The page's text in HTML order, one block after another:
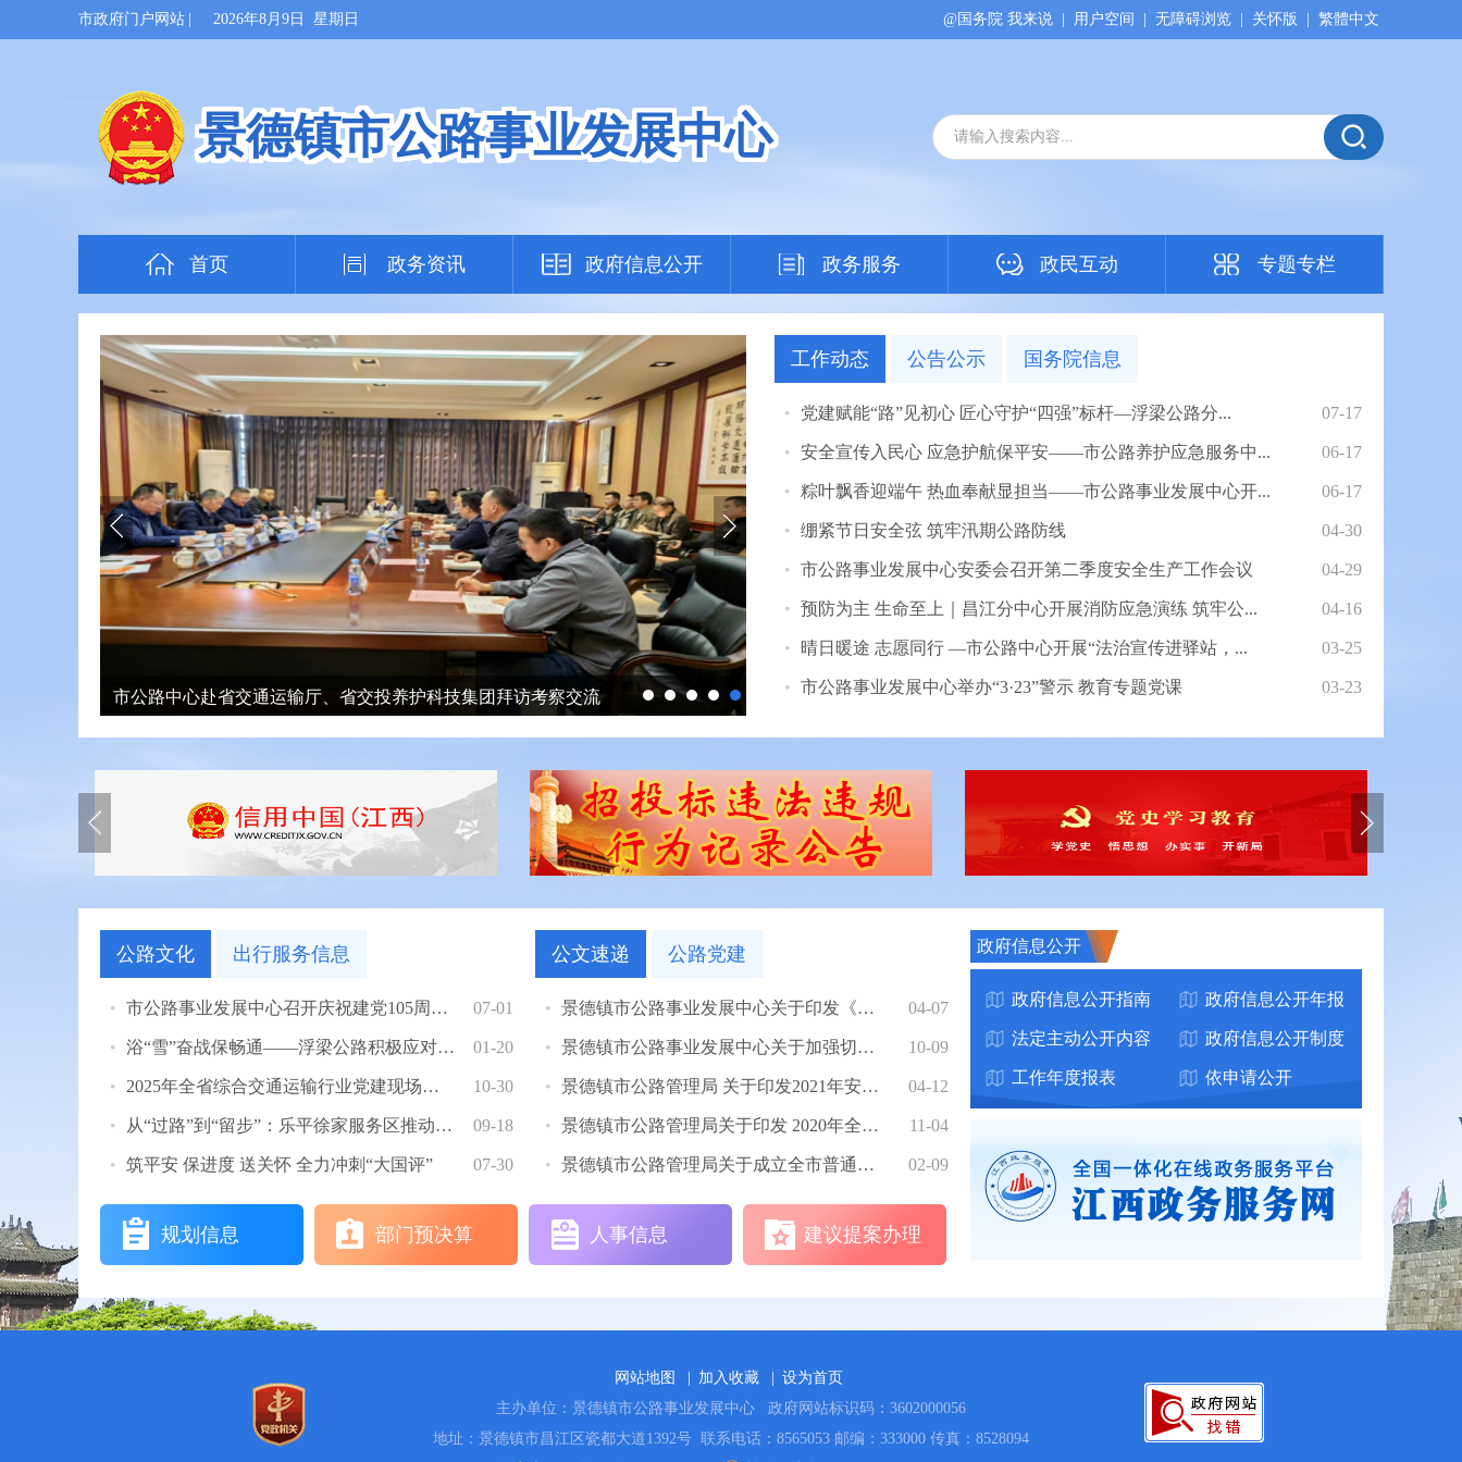
市政府门户网站 2026年8月9日 星期日 繁體中文
关怀版
无障碍浏览
用户空间
@国务院 我来说
景德镇市公路事业发展中心
首页 政务资讯 政府信息公开 政务服务 政民互动 专题专栏
市公路中心赴省交通运输厅、省交投养护科技集团拜访考察交流 市公路事业发展中心举办“3·23”警示 教育专题党课
工作动态 公告公示 国务院信息
07-17
党建赋能“路”见初心 匠心守护“四强”标杆—浮梁公路分...
06-17
安全宣传入民心 应急护航保平安——市公路养护应急服务中...
06-17
粽叶飘香迎端午 热血奉献显担当——市公路事业发展中心开...
04-30
绷紧节日安全弦 筑牢汛期公路防线
04-29
市公路事业发展中心安委会召开第二季度安全生产工作会议
04-16
预防为主 生命至上｜昌江分中心开展消防应急演练 筑牢公...
03-25
晴日暖途 志愿同行 —市公路中心开展“法治宣传进驿站，...
03-23
市公路事业发展中心举办“3·23”警示 教育专题党课
公路文化 出行服务信息
07-01
市公路事业发展中心召开庆祝建党105周年 暨“七一”表彰大会
01-20
浴“雪”奋战保畅通——浮梁公路积极应对低温冰雪天气
10-30
2025年全省综合交通运输行业党建现场会暨第四届“赣路先锋”“赣运先锋”党建...
09-18
从“过路”到“留步”：乐平徐家服务区推动公路服务暖心升级
07-30
筑平安 保进度 送关怀 全力冲刺“大国评”
公文速递 公路党建
04-07
景德镇市公路事业发展中心关于印发《全市普通国省道安全生产网格化服务管理实...
10-09
景德镇市公路事业发展中心关于加强切实加强中秋国庆党代会瓷博会期间安全生产...
04-12
景德镇市公路管理局 关于印发2021年安全生产和应急 管理工作要点的通知
11-04
景德镇市公路管理局关于印发 2020年全市公路系统“信用交通宣传月” 活动方案...
02-09
景德镇市公路管理局关于成立全市普通国省干线公路 春运工作领导小组的通知
规划信息 部门预决算 人事信息 建议提案办理
政府信息公开
政府信息公开指南 政府信息公开年报
法定主动公开内容 政府信息公开制度
工作年度报表 依申请公开
网站地图 加入收藏
设为首页
主办单位：景德镇市公路事业发展中心
政府网站标识码：3602000056
地址：景德镇市昌江区瓷都大道1392号 联系电话：8565053 邮编：333000 传真：8528094